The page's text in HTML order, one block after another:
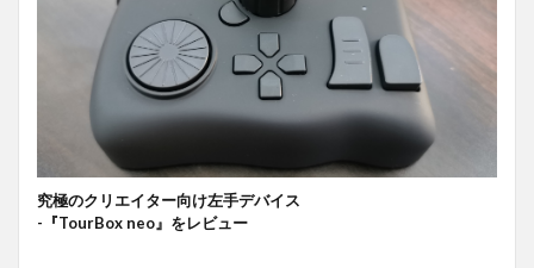
究極のクリエイター向け左手デバイス
-『TourBox neo』をレビュー